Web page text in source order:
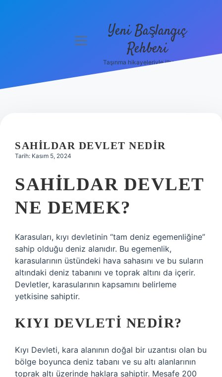
Politikası
menüyü
Yeni Başlangıç
Rehberi
Taşınma hikayeleriyle ilham bul!
SAHILDAR DEVLET NEDIR
Tarih: Kasım 5, 2024
SAHILDAR DEVLET
NE DEMEK?
Karasuları, kıyı devletinin “tam deniz egemenliğine”
sahip olduğu deniz alanıdır. Bu egemenlik,
karasularının üstündeki hava sahasını ve bu suların
altındaki deniz tabanını ve toprak altını da içerir.
Devletler, karasularının kapsamını belirleme
yetkisine sahiptir.
KIYI DEVLETI NEDIR?
Kıyı Devleti, kara alanının doğal bir uzantısı olan bu
bölge boyunca deniz tabanı ve su altı alanlarının
toprak altı üzerinde haklara sahiptir. Mesafe 200